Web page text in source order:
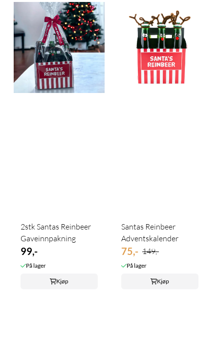
2stk Santas Reinbeer
Gaveinnpakning
99,-
På lager
Kjøp
Santas Reinbeer
Adventskalender
75,- 149,-
På lager
Kjøp